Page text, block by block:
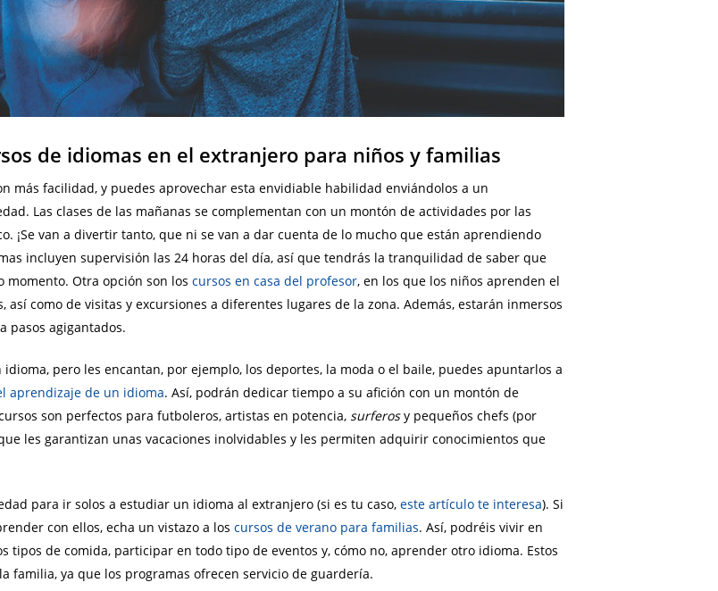
de idiomas en el extranjero para niños y familias
más facilidad, y puedes aprovechar esta envidiable habilidad enviándolos a un
Las clases de las mañanas se complementan con un montón de actividades por las
¡Se van a divertir tanto, que ni se van a dar cuenta de lo mucho que están aprendiendo
incluyen supervisión las 24 horas del día, así que tendrás la tranquilidad de saber que
Otra opción son los cursos en casa del profesor, en los que los niños aprenden el
como de visitas y excursiones a diferentes lugares de la zona. Además, estarán inmersos
pasos agigantados.
pero les encantan, por ejemplo, los deportes, la moda o el baile, puedes apuntarlos a
aprendizaje de un idioma. Así, podrán dedicar tiempo a su afición con un montón de
son perfectos para futboleros, artistas en potencia, surferosy pequeños chefs (por
les garantizan unas vacaciones inolvidables y les permiten adquirir conocimientos que
para ir solos a estudiar un idioma al extranjero (si es tu caso, este artículo te interesa). Si
con ellos, echa un vistazo a los cursos de verano para familias. Así, podréis vivir en
de comida, participar en todo tipo de eventos y, cómo no, aprender otro idioma. Estos
familia, ya que los programas ofrecen servicio de guardería.